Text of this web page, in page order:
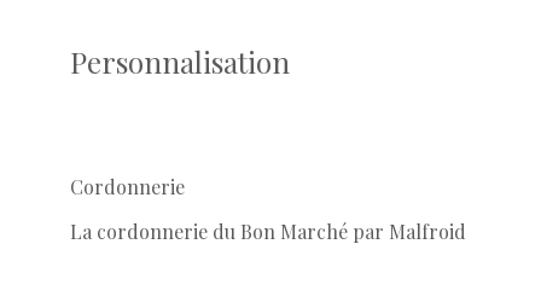
Personnalisation
Cordonnerie
La cordonnerie du Bon Marché par Malfroid